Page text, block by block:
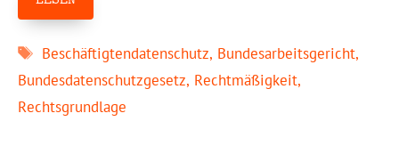
Schlagwörter
Beschäftigtendatenschutz, Bundesarbeitsgericht,
Bundesdatenschutzgesetz, Rechtmäßigkeit,
Rechtsgrundlage